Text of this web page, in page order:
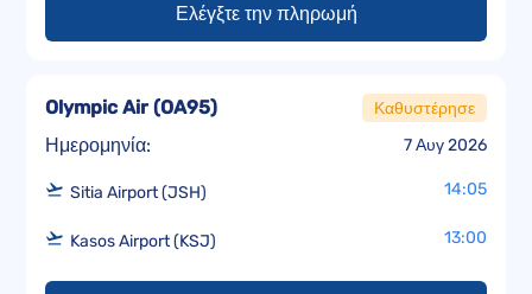
Ελέγξτε την πληρωμή
Ημερομηνία: 7 Αυγ 2026
Olympic Air(OA95) Καθυστέρησε
Sitia Airport (JSH) 14:05
Kasos Airport (KSJ) 13:00